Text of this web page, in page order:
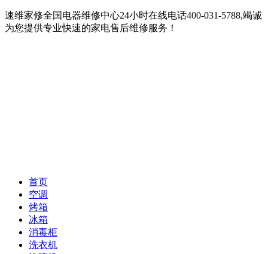
速维家修全国电器维修中心24小时在线电话400-031-5788,竭诚
为您提供专业快速的家电售后维修服务！
首页
空调
烤箱
冰箱
消毒柜
洗衣机